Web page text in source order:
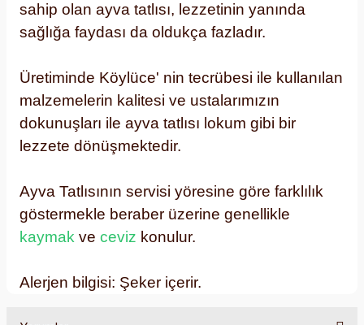
sahip olan ayva tatlısı, lezzetinin yanında
sağlığa faydası da oldukça fazladır.
Üretiminde Köylüce' nin tecrübesi ile kullanılan
malzemelerin kalitesi ve ustalarımızın
dokunuşları ile ayva tatlısı lokum gibi bir
lezzete dönüşmektedir.
Ayva Tatlısının servisi yöresine göre farklılık
göstermekle beraber üzerine genellikle
kaymak ve ceviz konulur.
Alerjen bilgisi: Şeker içerir.